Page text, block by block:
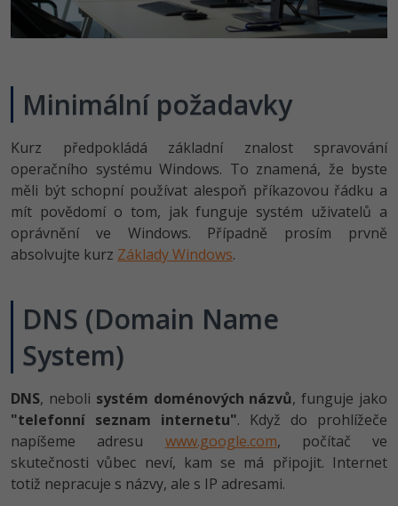
Sítě
Elektronický podpis
Kurzy designu
HTML/CSS -80%
Photoshop -80%
Adobe Illustrator
Adobe Lightroom
Adobe XD
Adobe InDesign -25%
Adobe After Effects
Příběhy absolventů
Blog
Pro firmy
Minimální požadavky
Kurz předpokládá základní znalost spravování
operačního systému Windows. To znamená, že byste
měli být schopní používat alespoň příkazovou řádku a
mít povědomí o tom, jak funguje systém uživatelů a
oprávnění ve Windows. Případně prosím prvně
absolvujte kurz Základy Windows.
DNS (Domain Name
System)
DNS, neboli systém doménových názvů, funguje jako
"telefonní seznam internetu". Když do prohlížeče
napíšeme adresu www.google.com, počítač ve
skutečnosti vůbec neví, kam se má připojit. Internet
totiž nepracuje s názvy, ale s IP adresami.